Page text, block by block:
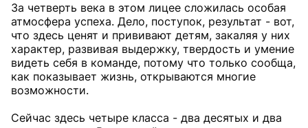
За четверть века в этом лицее сложилась особая
атмосфера успеха. Дело, поступок, результат - вот,
что здесь ценят и прививают детям, закаляя у них
характер, развивая выдержку, твердость и умение
видеть себя в команде, потому что только сообща,
как показывает жизнь, открываются многие
возможности.
Сейчас здесь четыре класса - два десятых и два